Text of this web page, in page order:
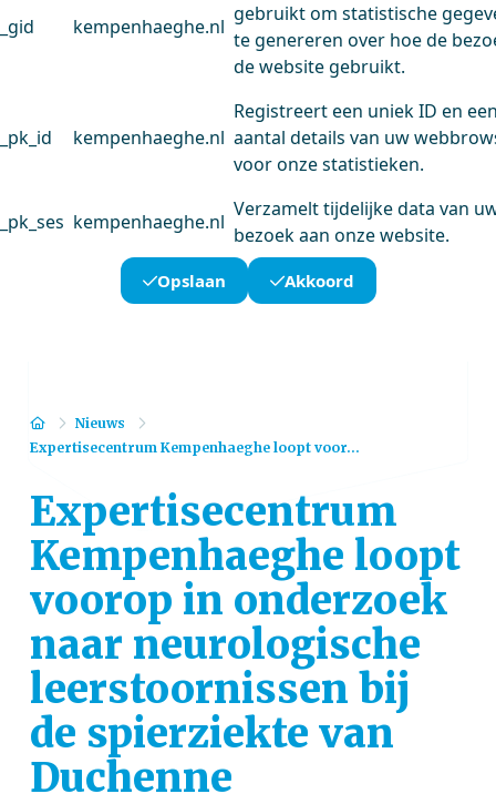
_gid kempenhaeghe.nl
gebruikt om statistische
te genereren over hoe de
de website gebruikt.
_pk_id kempenhaeghe.nl
Registreert een uniek ID en
aantal details van uw
voor onze statistieken.
_pk_ses kempenhaeghe.nl
Verzamelt tijdelijke data van
bezoek aan onze website.
Opslaan Akkoord
HomeNieuws
Expertisecentrum Kempenhaeghe loopt voor...
Expertisecentrum
Kempenhaeghe loopt
voorop in onderzoek
naar neurologische
leerstoornissen bij
de spierziekte van
Duchenne